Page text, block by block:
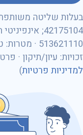
מספר ת״ז
כתובת דוא״ל
בעלות שליטה משותפת:
42175104;
513621110
זכויות: עיון/תיקון ·
למדיניות פרטיות)